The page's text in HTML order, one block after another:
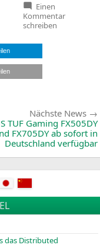
Einen
Kommentarzu
Monitor
CQ32G1
schreiben
Nächste News
TUF Gaming FX505DY
FX705DYab sofort in
Deutschland verfügbar
das Distributed